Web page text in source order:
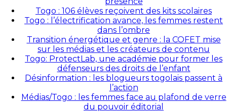
Togo : 106 élèves reçoivent des kits scolaires
Togo : l’électrification avance, les femmes restent
dans l’ombre
Transition énergétique et genre : la COFET mise
sur les médias et les créateurs de contenu
Togo: ProtectLab, une académie pour former les
défenseurs des droits de l’enfant
Désinformation : les blogueurs togolais passent à
l’action
Médias/Togo : les femmes face au plafond de verre
du pouvoir éditorial